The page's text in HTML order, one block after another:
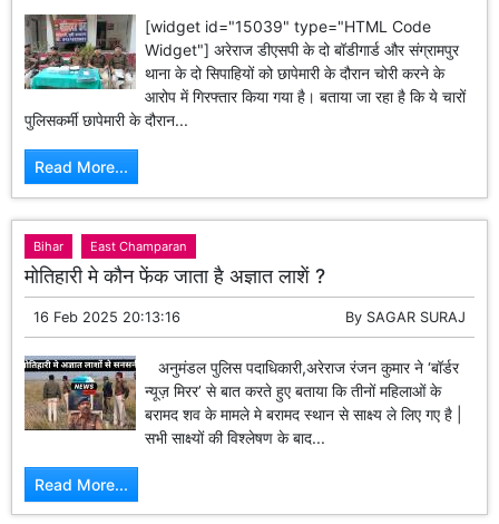
[widget id="15039" type="HTML Code
Widget"] अरेराज डीएसपी के दो बॉडीगार्ड और संग्रामपुर
थाना के दो सिपाहियों को छापेमारी के दौरान चोरी करने के
आरोप में गिरफ्तार किया गया है। बताया जा रहा है कि ये चारों
पुलिसकर्मी छापेमारी के दौरान...
Read More...
Bihar East Champaran
मोतिहारी मे कौन फेंक जाता है अज्ञात लाशें ?
16 Feb 2025 20:13:16 By SAGAR SURAJ
अनुमंडल पुलिस पदाधिकारी,अरेराज रंजन कुमार ने ‘बॉर्डर
न्यूज़ मिरर’ से बात करते हुए बताया कि तीनों महिलाओं के
बरामद शव के मामले मे बरामद स्थान से साक्ष्य ले लिए गए है |
सभी साक्ष्यों की विश्लेषण के बाद...
Read More...